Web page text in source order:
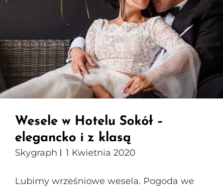
Wesele w Hotelu Sokół –
elegancko i z klasą
Skygraph 1 Kwietnia 2020
Lubimy wrześniowe wesela. Pogoda we